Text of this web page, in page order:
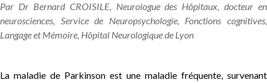
Par Dr Bernard CROISILE, Neurologue des Hôpitaux, docteur en
neurosciences, Service de Neuropsychologie, Fonctions cognitives,
Langage et Mémoire, Hôpital Neurologique de Lyon
La maladie de Parkinson est une maladie fréquente, survenant